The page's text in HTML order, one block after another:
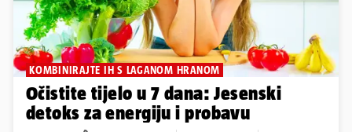
KOMBINIRAJTE IH S LAGANOM HRANOM
Očistite tijelo u 7 dana: Jesenski
detoks za energiju i probavu